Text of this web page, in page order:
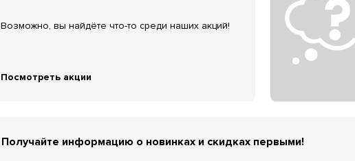
Возможно, вы найдёте что-то среди наших акций!
Посмотреть акции
Получайте информацию о новинках и скидках первыми!